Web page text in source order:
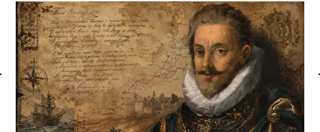
Спасылка без VPN